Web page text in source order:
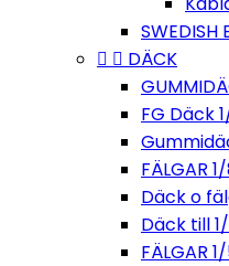
SWEDISH
  DÄCK
FG Däck
FÄLGAR
Däck o
Däck till
FÄLGAR